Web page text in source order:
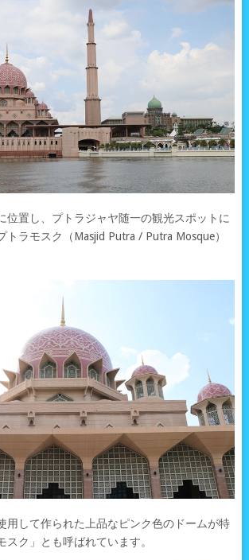
位置し、プトラジャヤ随一の観光スポットに
トラモスク（Masjid Putra / Putra Mosque）
用して作られた上品なピンク色のドームが特
スク」とも呼ばれています。